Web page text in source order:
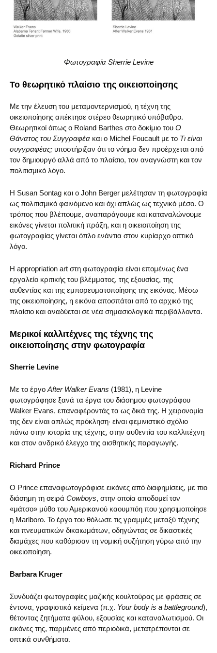
Φωτογραφία Sherrie Levine
Το θεωρητικό πλαίσιο της οικειοποίησης
Με την έλευση του μεταμοντερνισμού, η τέχνη της
οικειοποίησης απέκτησε στέρεο θεωρητικό υπόβαθρο.
Θεωρητικοί όπως ο Roland Barthes στο δοκίμιο του Ο
Θάνατος του Συγγραφέα και ο Michel Foucault με το Τι είναι
συγγραφέας; υποστήριξαν ότι το νόημα δεν προέρχεται από
τον δημιουργό αλλά από το πλαίσιο, τον αναγνώστη και τον
πολιτισμικό λόγο.
Η Susan Sontag και ο John Berger μελέτησαν τη φωτογραφία
ως πολιτισμικό φαινόμενο και όχι απλώς ως τεχνικό μέσο. Ο
τρόπος που βλέπουμε, αναπαράγουμε και καταναλώνουμε
εικόνες γίνεται πολιτική πράξη, και η οικειοποίηση της
φωτογραφίας γίνεται όπλο ενάντια στον κυρίαρχο οπτικό
λόγο.
Η appropriation art στη φωτογραφία είναι επομένως ένα
εργαλείο κριτικής του βλέμματος, της εξουσίας, της
αυθεντίας και της εμπορευματοποίησης της εικόνας. Μέσω
της οικειοποίησης, η εικόνα αποσπάται από το αρχικό της
πλαίσιο και αναδύεται σε νέα σημασιολογικά περιβάλλοντα.
Μερικοί καλλιτέχνες της τέχνης της
οικειοποίησης στην φωτογραφία
Sherrie Levine
Με το έργο After Walker Evans (1981), η Levine
φωτογράφησε ξανά τα έργα του διάσημου φωτογράφου
Walker Evans, επαναφέροντάς τα ως δικά της. Η χειρονομία
της δεν είναι απλώς πρόκληση· είναι φεμινιστικό σχόλιο
πάνω στην ιστορία της τέχνης, στην αυθεντία του καλλιτέχνη
και στον ανδρικό έλεγχο της αισθητικής παραγωγής.
Richard Prince
Ο Prince επαναφωτογράφισε εικόνες από διαφημίσεις, με πιο
διάσημη τη σειρά Cowboys, στην οποία αποδομεί τον
«μάτσο» μύθο του Αμερικανού καουμπόη που χρησιμοποίησε
η Marlboro. Το έργο του θόλωσε τις γραμμές μεταξύ τέχνης
και πνευματικών δικαιωμάτων, οδηγώντας σε δικαστικές
διαμάχες που καθόρισαν τη νομική συζήτηση γύρω από την
οικειοποίηση.
Barbara Kruger
Συνδυάζει φωτογραφίες μαζικής κουλτούρας με φράσεις σε
έντονα, γραφιστικά κείμενα (π.χ. Your body is a battleground),
θέτοντας ζητήματα φύλου, εξουσίας και καταναλωτισμού. Οι
εικόνες της, παρμένες από περιοδικά, μετατρέπονται σε
οπτικά συνθήματα.